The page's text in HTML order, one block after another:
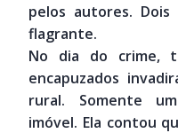
pelos autores.
flagrante.
No dia do crime,
encapuzados
rural. Somente
imóvel. Ela contou